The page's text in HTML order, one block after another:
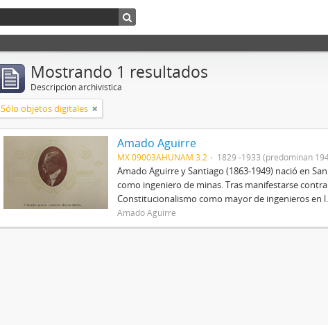
Mostrando 1 resultados
Descripción archivística
Sólo objetos digitales
Amado Aguirre
MX 09003AHUNAM 3.2 1829 -1933 (predominan
Amado Aguirre y Santiago (1863-1949) nació en
como ingeniero de minas. Tras manifestarse
Constitucionalismo como mayor de ingenieros en
Amado Aguirre